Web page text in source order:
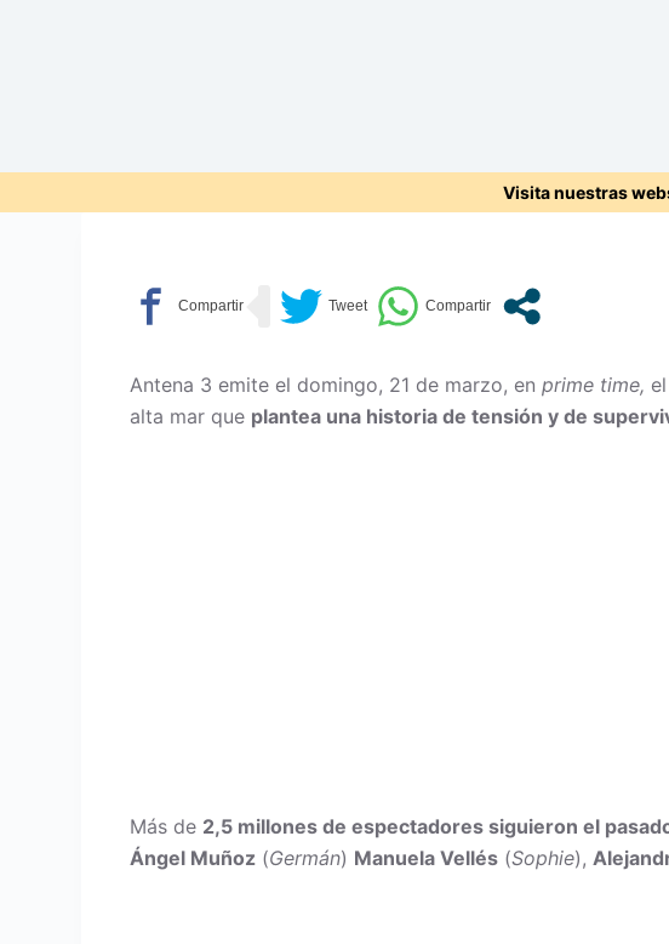
Visita nuestras
Antena 3 emite el domingo, 21 de marzo, enprime time,
alta mar que plantea una historia de tensión y de
Más de 2,5 millones de espectadores siguieron el
Ángel Muñoz (Germán) Manuela Vellés (Sophie),